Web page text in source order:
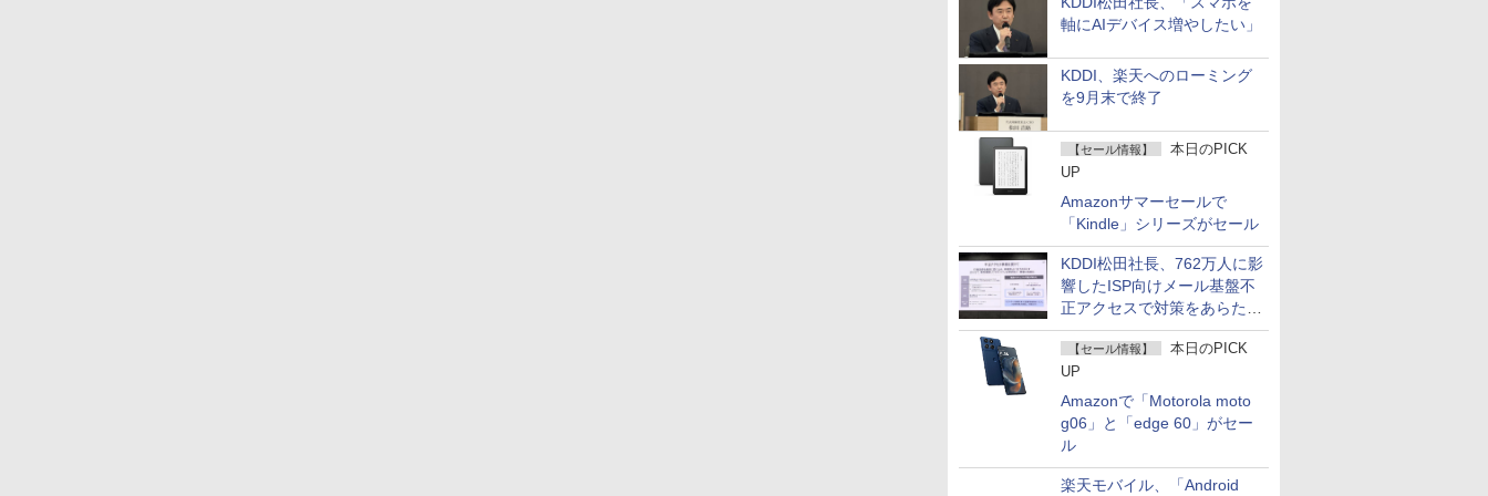
軸にAIデバイス増やしたい」
KDDI、楽天へのローミング
を9月末で終了
【セール情報】
本日のPICK
UP
Amazonサマーセールで
「Kindle」シリーズがセール
KDDI松田社長、762万人に影
響したISP向けメール基盤不
正アクセスで対策をあらため
て説明
【セール情報】
本日のPICK
UP
Amazonで「Motorola moto
g06」と「edge 60」がセー
ル
楽天モバイル、「Android